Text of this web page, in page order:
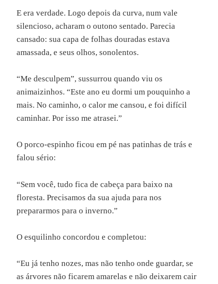
E era verdade. Logo depois da curva, num vale
silencioso, acharam o outono sentado. Parecia
cansado: sua capa de folhas douradas estava
amassada, e seus olhos, sonolentos.
“Me desculpem”, sussurrou quando viu os
animaizinhos. “Este ano eu dormi um pouquinho a
mais. No caminho, o calor me cansou, e foi difícil
caminhar. Por isso me atrasei.”
O porco-espinho ficou em pé nas patinhas de trás e
falou sério:
“Sem você, tudo fica de cabeça para baixo na
floresta. Precisamos da sua ajuda para nos
prepararmos para o inverno.”
O esquilinho concordou e completou:
“Eu já tenho nozes, mas não tenho onde guardar, se
as árvores não ficarem amarelas e não deixarem cair